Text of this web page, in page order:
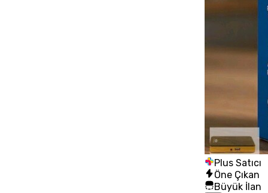
Plus Satıcı
Öne Çıkan
Büyük İlan